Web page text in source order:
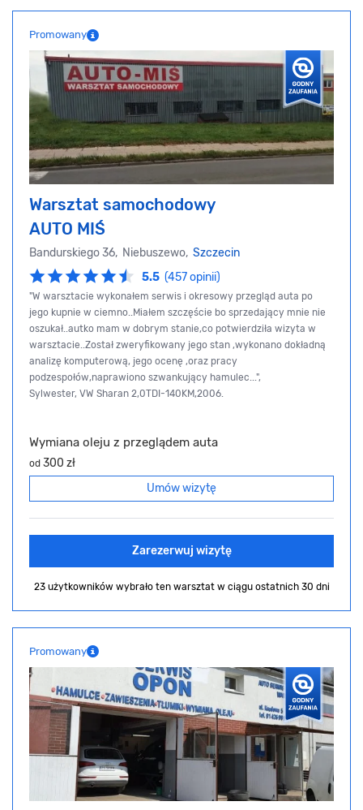
Promowany
Warsztat samochodowy
AUTO MIŚ
Bandurskiego 36, Niebuszewo, Szczecin
5.5 (457 opinii)
"W warsztacie wykonałem serwis i okresowy przegląd auta po
jego kupnie w ciemno..Miałem szczęście bo sprzedający mnie nie
oszukał..autko mam w dobrym stanie,co potwierdziła wizyta w
warsztacie..Został zweryfikowany jego stan ,wykonano dokładną
analizę komputerową, jego ocenę ,oraz pracy
podzespołów,naprawiono szwankujący hamulec...",
Sylwester, VW Sharan 2,0TDI-140KM,2006.
Wymiana oleju z przeglądem auta
od 300 zł
Umów wizytę
Zarezerwuj wizytę
23 użytkowników wybrało ten warsztat w ciągu ostatnich 30 dni
Promowany